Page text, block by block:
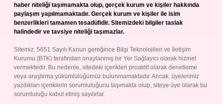
haber niteliği taşımamakta olup, gerçek kurum ve kişiler hakkında
paylaşım yapılmamaktadır. Gerçek kurum ve kişiler ile isim
benzerlikleri tamamen tesadüfidir. Sitemizdeki bilgiler taslak
halindedir ve tavsiye niteliği taşımazlar.
Sitemiz, 5651 Sayılı Kanun gereğince Bilgi Teknolojileri ve İletişim
Kurumu (BTK) tarafından onaylanmış bir Yer Sağlayıcı olarak hizmet
vermektedir. Bu nedenle, sitedeki içerikleri proaktif olarak denetleme
veya araştırma yükümlülüğümüz bulunmamaktadır. Ancak, üyelerimiz
yazdıkları içeriklerin sorumluluğunu taşımakta olup, siteye üye olarak bu
sorumluluğu kabul etmiş sayılırlar.